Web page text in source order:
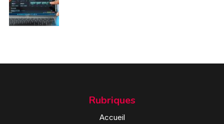
Rubriques
Accueil